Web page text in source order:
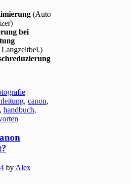
(Auto
bei
Langzeitbel.)
|
,canon,
,handbuch,
by Alex